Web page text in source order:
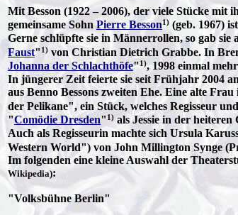
Mit Besson (1922 – 2006), der viele Stücke
gemeinsame Sohn Pierre Besson1) (geb. 1967)
Gerne schlüpfte sie in Männerrollen, so gab
Faust" 1) von Christian Dietrich Grabbe. In
Johanna der Schlachthöfe"1), 1998 einmal
In jüngerer Zeit feierte sie seit Frühjahr 2004
aus Benno Bessons zweiten Ehe. Eine alte
der Pelikane", ein Stück, welches Regisseur
"Comödie Dresden" 1) als Jessie in der
Auch als Regisseurin machte sich Ursula
Western World") von John Millington Synge
Im folgenden eine kleine Auswahl der
Wikipedia):
"Volksbühne Berlin"